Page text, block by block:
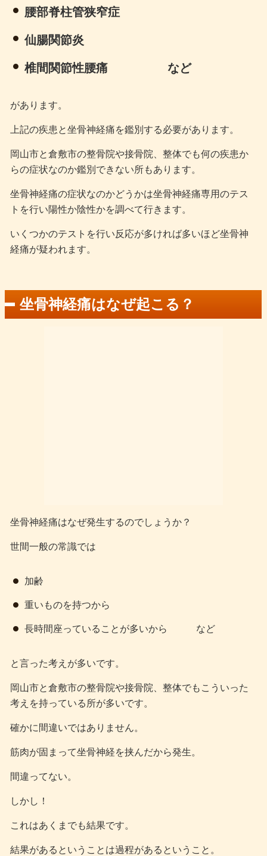
腰部脊柱管狭窄症
仙腸関節炎
椎間関節性腰痛 など
があります。
上記の疾患と坐骨神経痛を鑑別する必要があります。
岡山市と倉敷市の整骨院や接骨院、整体でも何の疾患か
らの症状なのか鑑別できない所もあります。
坐骨神経痛の症状なのかどうかは坐骨神経痛専用のテス
トを行い陽性か陰性かを調べて行きます。
いくつかのテストを行い反応が多ければ多いほど坐骨神
経痛が疑われます。
坐骨神経痛はなぜ起こる？
坐骨神経痛はなぜ発生するのでしょうか？
世間一般の常識では
加齢
重いものを持つから
長時間座っていることが多いから など
と言った考えが多いです。
岡山市と倉敷市の整骨院や接骨院、整体でもこういった
考えを持っている所が多いです。
確かに間違いではありません。
筋肉が固まって坐骨神経を挟んだから発生。
間違ってない。
しかし！
これはあくまでも結果です。
結果があるということは過程があるということ。